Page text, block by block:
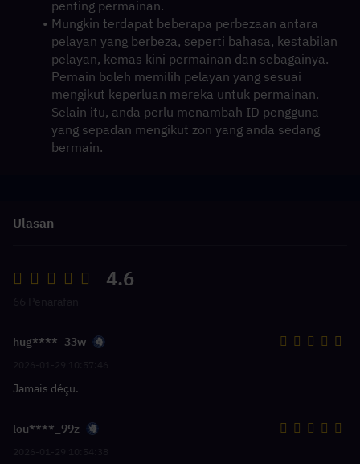
penting permainan.
Mungkin terdapat beberapa perbezaan antara
pelayan yang berbeza, seperti bahasa, kestabilan
pelayan, kemas kini permainan dan sebagainya.
Pemain boleh memilih pelayan yang sesuai
mengikut keperluan mereka untuk permainan.
Selain itu, anda perlu menambah ID pengguna
yang sepadan mengikut zon yang anda sedang
bermain.
Ulasan
4.6
hug****_33w
Jamais déçu.
lou****_99z